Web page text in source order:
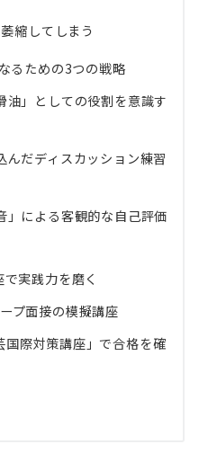
縮してしまう
るための3つの戦略
油」としての役割を意識す
んだディスカッション練習
」による客観的な自己評価
実践力を磨く
プ面接の模擬講座
際対策講座」で合格を確